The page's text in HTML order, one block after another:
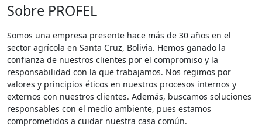
Sobre PROFEL
Somos una empresa presente hace más de 30 años en el
sector agrícola en Santa Cruz, Bolivia. Hemos ganado la
confianza de nuestros clientes por el compromiso y la
responsabilidad con la que trabajamos. Nos regimos por
valores y principios éticos en nuestros procesos internos y
externos con nuestros clientes. Además, buscamos soluciones
responsables con el medio ambiente, pues estamos
comprometidos a cuidar nuestra casa común.